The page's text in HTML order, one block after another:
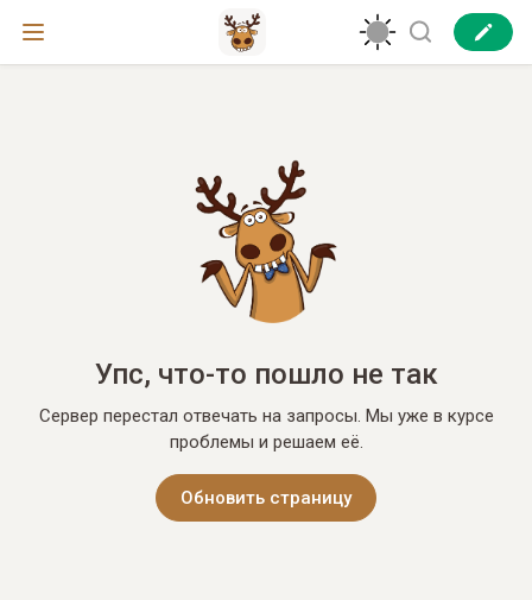
Упс, что-то пошло не так
Сервер перестал отвечать на запросы. Мы уже в курсе
проблемы и решаем её.
Обновить страницу